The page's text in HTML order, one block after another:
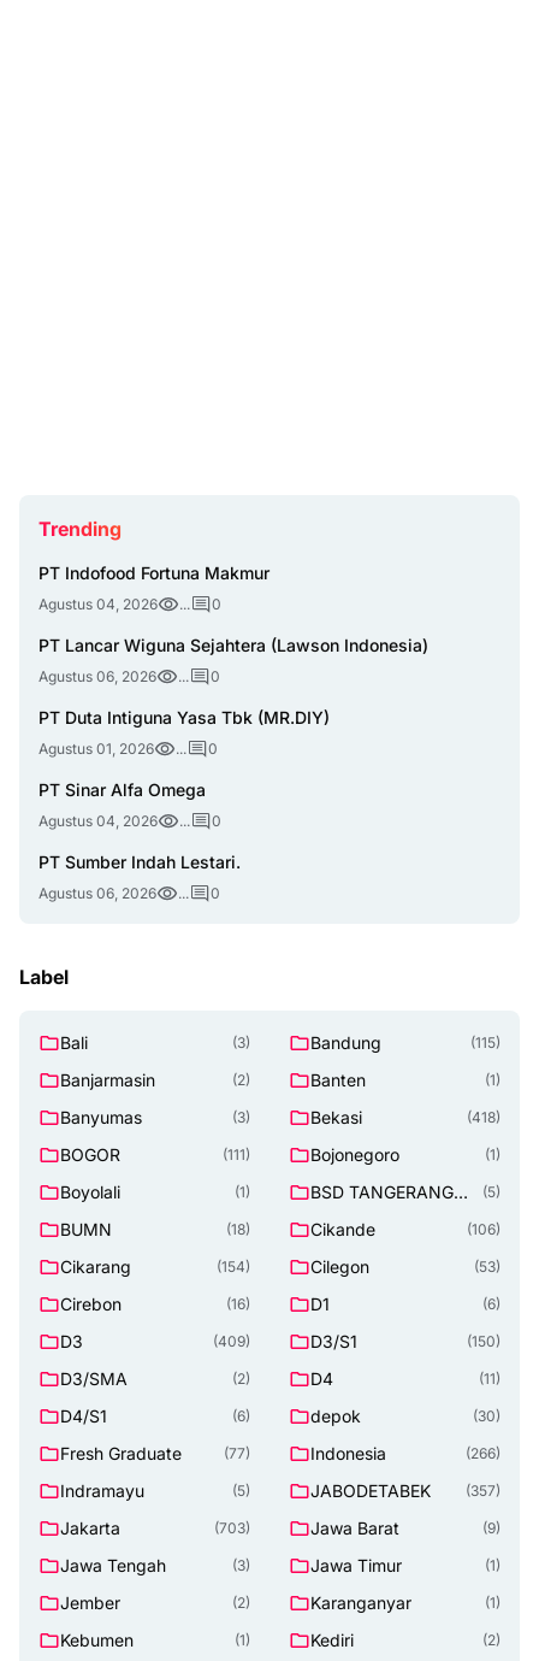
Trending
PT Indofood Fortuna Makmur
Agustus 04, 2026 ... 0
PT Lancar Wiguna Sejahtera (Lawson Indonesia)
Agustus 06, 2026 ... 0
PT Duta Intiguna Yasa Tbk (MR.DIY)
Agustus 01, 2026 ... 0
PT Sinar Alfa Omega
Agustus 04, 2026 ... 0
PT Sumber Indah Lestari.
Agustus 06, 2026 ... 0
Label
Bali (3) Bandung (115)
Banjarmasin (2) Banten (1)
Banyumas (3) Bekasi (418)
BOGOR (111) Bojonegoro (1)
Boyolali (1)
BSD TANGERANG
(5)
BUMN (18) Cikande (106)
Cikarang (154) Cilegon (53)
Cirebon (16) D1 (6)
D3 (409) D3/S1 (150)
D3/SMA (2) D4 (11)
D4/S1 (6) depok (30)
Fresh Graduate (77) Indonesia (266)
Indramayu (5) JABODETABEK (357)
Jakarta (703) Jawa Barat (9)
Jawa Tengah (3) Jawa Timur (1)
Jember (2) Karanganyar (1)
Kebumen (1) Kediri (2)